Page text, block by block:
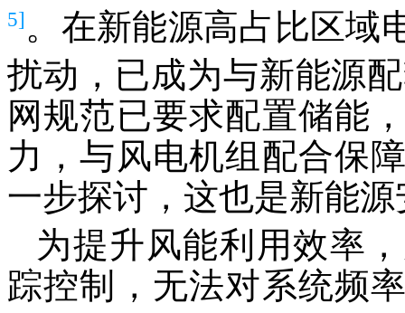
5] 。在新能源高占比区域
扰动，已成为与新能源
网规范已要求配置储能
力，与风电机组配合保
一步探讨，这也是新能
为提升风能利用效率
踪控制，无法对系统频